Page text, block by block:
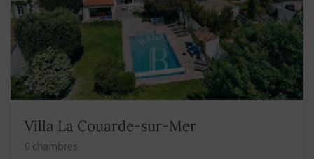
Villa La Couarde-sur-Mer
6 chambres